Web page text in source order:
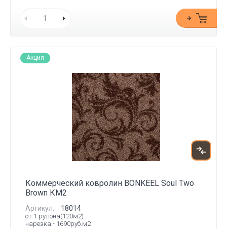
Акция
Коммерческий ковролин BONKEEL Soul Two
Brown КМ2
Артикул: 18014
от 1 рулона(120м2)
нарезка - 1690руб.м2